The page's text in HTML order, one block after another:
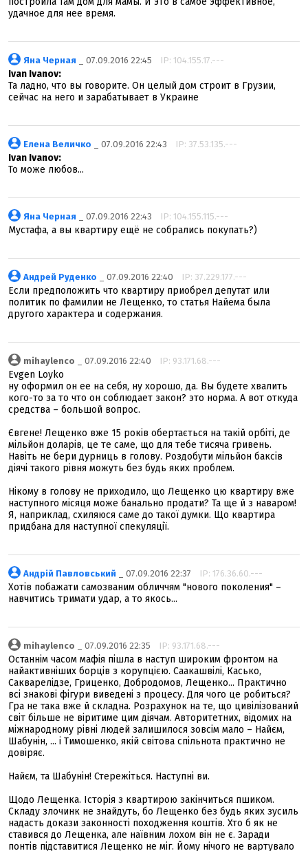
удачное для нее время.
Яна Черная _ 07.09.2016 22:45 IP: 104.155.17.---
Ivan Ivanov:
Та ладно, что вы говорите. Он целый дом строит в Грузии,
сейчас на него и зарабатывает в Украине
Елена Величко _ 07.09.2016 22:43 IP: 37.53.135.---
Ivan Ivanov:
То може любов...
Яна Черная _ 07.09.2016 22:43 IP: 104.155.115.---
Мустафа, а вы квартиру ещё не собрались покупать?)
Андрей Руденко _ 07.09.2016 22:40 IP: 37.229.177.---
Если предположить что квартиру приобрел депутат или
политик по фамилии не Лещенко, то статья Найема была
другого характера и содержания.
mihaylenco _ 07.09.2016 22:40 IP: 93.171.68.---
Evgen Loyko
ну оформил он ее на себя, ну хорошо, да. Вы будете хвалить
кого-то за то что он соблюдает закон? это норма. А вот откуда
средства – большой вопрос.
Євгене! Лещенко вже 15 років обертається на такій орбіті, де
мільйон доларів, це те саме, що для тебе тисяча гривень.
Навіть не бери дурниць в голову. Роздобути мільйон баксів
діячі такого рівня можуть без будь яких проблем.
Нікому в голову не приходило, що Лещенко цю квартиру вже
наступного місяця може банально продати? Та ще й з наваром!
Я, наприклад, схиляюся саме до такої думки. Що квартира
придбана для наступної спекуляції.
Андрій Павловський _ 07.09.2016 22:37 IP: 176.36.60.---
Хотів побажати самозваним обличчям "нового поколения" –
навчитись тримати удар, а то якось...
mihaylenco _ 07.09.2016 22:35 IP: 93.171.68.---
Останнім часом мафія пішла в наступ широким фронтом на
найактивніших борців з корупцією. Саакашвілі, Касько,
Сакварелідзе, Гриценко, Добродомов, Лещенко... Практично
всі знакові фігури виведені з процесу. Для чого це робиться?
Гра не така вже й складна. Розрахунок на те, що цивілізований
світ більше не віритиме цим діячам. Авторитетних, відомих на
міжнародному рівні людей залишилося зовсім мало – Найєм,
Шабунін, ... і Тимошенко, якій світова спільнота практично не
довіряє.
Найєм, та Шабунін! Стережіться. Наступні ви.
Щодо Лещенка. Історія з квартирою закінчиться пшиком.
Складу злочинк не знайдуть, бо Лещенко без будь яких зусиль
надасть докази законності походження коштів. Хто б як не
ставився до Лещенка, але наївним лохом він не є. Заради
понтів підставитися Лещенко не міг. Йому нічого не вартувало